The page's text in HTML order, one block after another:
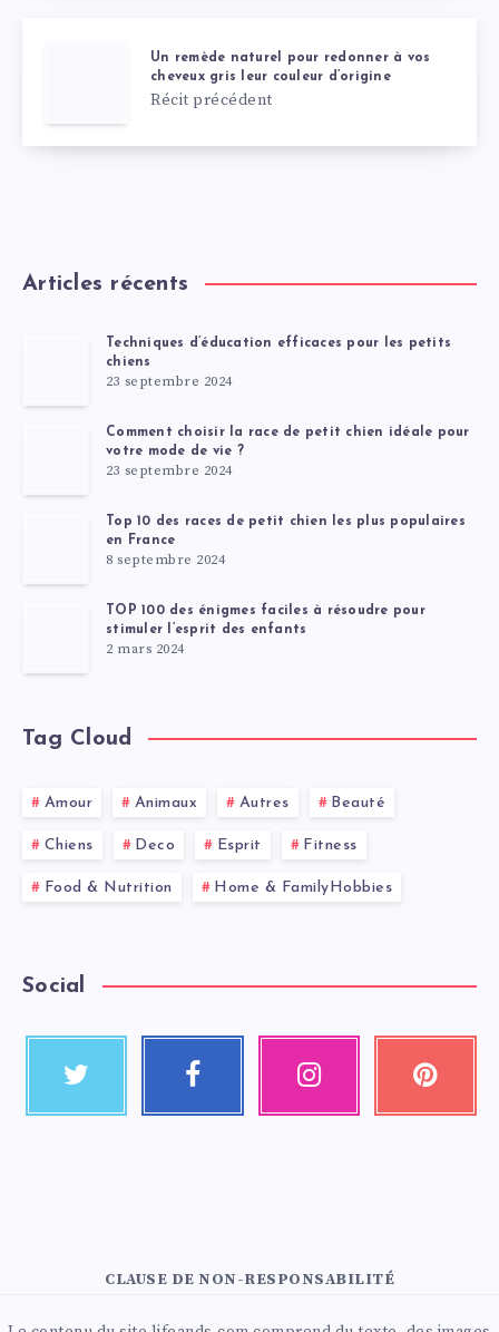
Un remède naturel pour redonner à vos
cheveux gris leur couleur d’origine
Récit précédent
Articles récents
Techniques d’éducation efficaces pour les petits
chiens
23 septembre 2024
Comment choisir la race de petit chien idéale pour
votre mode de vie ?
23 septembre 2024
Top 10 des races de petit chien les plus populaires
en France
8 septembre 2024
TOP 100 des énigmes faciles à résoudre pour
stimuler l’esprit des enfants
2 mars 2024
Tag Cloud
Amour Animaux Autres Beauté
Chiens Deco Esprit Fitness
Food & Nutrition Home & FamilyHobbies
Social
CLAUSE DE NON-RESPONSABILITÉ